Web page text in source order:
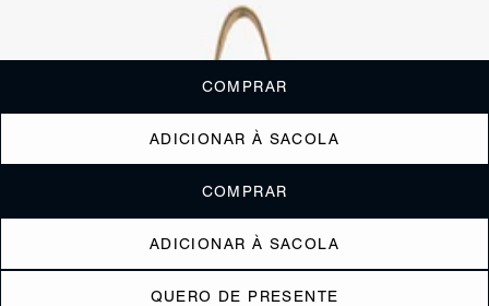
de cashback
COMPRAR
ADICIONAR À SACOLA
COMPRAR
ADICIONAR À SACOLA
QUERO DE PRESENTE